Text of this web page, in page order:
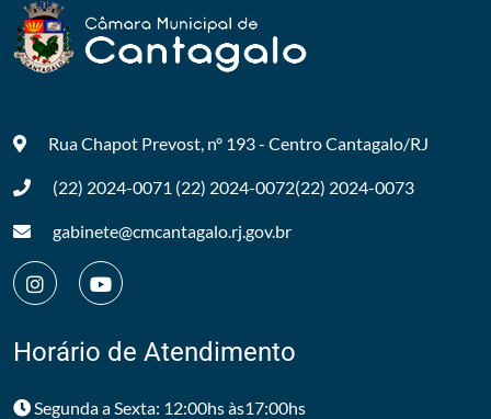
Rua Chapot Prevost, nº 193 - CentroCantagalo/RJ
(22) 2024-0071 (22) 2024-0072(22) 2024-0073
gabinete@cmcantagalo.rj.gov.br
Horário de Atendimento
Segunda a Sexta: 12:00hs às17:00hs